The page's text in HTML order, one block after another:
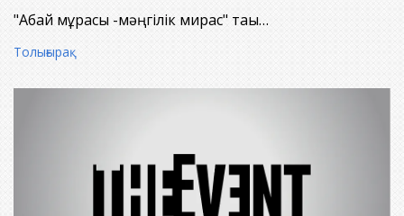
"Абай мұрасы -мәңгілік мирас" тақы…
Толығырақ